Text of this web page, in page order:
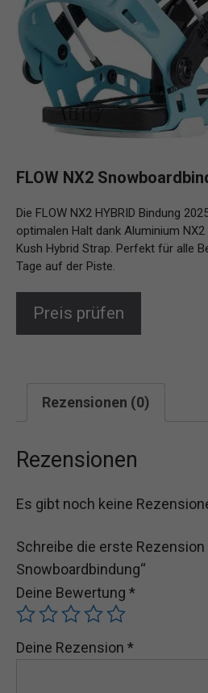
FLOW NX2
Die FLOW NX2 HYBRID Bindung
optimalen Halt dank Aluminium
Kush Hybrid Strap. Perfekt für alle
Tage auf der Piste.
Preis prüfen
Rezensionen (0)
Rezensionen
Es gibt noch keine
Schreibe die erste Rezension
Snowboardbindung“
Deine Bewertung *
Deine Rezension *